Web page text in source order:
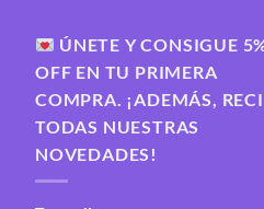
ÚNETE Y CONSIGUE
OFF EN TU PRIMERA
COMPRA. ¡ADEMÁS,
TODAS NUESTRAS
NOVEDADES!